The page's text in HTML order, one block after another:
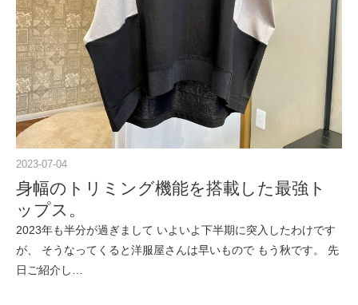
2023-07-04
身幅のトリミング機能を搭載した最強ト
ップス。
2023年も半分が過ぎまして いよいよ下半期に突入したわけです
が、 そうなってくると洋服屋さんは早いもので もう秋です。 先
日ご紹介し…